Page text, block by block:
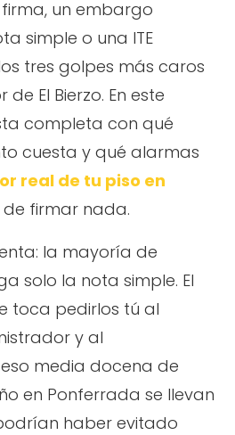
un embargo
simple o una ITE
tres golpes más caros
El Bierzo. En este
completa con qué
cuesta y qué alarmas
real de tu piso en
firmar nada.
la mayoría de
solo la nota simple. El
toca pedirlos tú al
y al
media docena de
en Ponferrada se llevan
haber evitado